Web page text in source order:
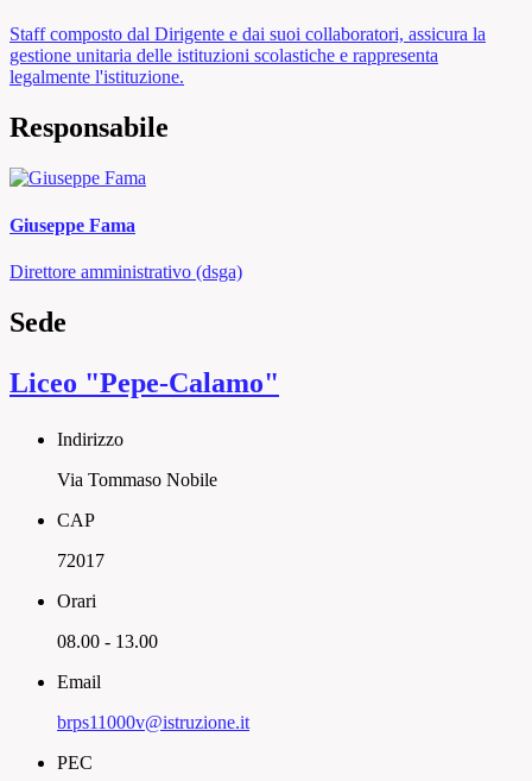
Staff composto dal Dirigente e dai suoi collaboratori, assicura la
gestione unitaria delle istituzioni scolastiche e rappresenta
legalmente l'istituzione.
Responsabile
Giuseppe Fama
Direttore amministrativo (dsga)
Sede
Liceo "Pepe-Calamo"
Indirizzo
Via Tommaso Nobile
CAP
72017
Orari
08.00 - 13.00
Email
brps11000v@istruzione.it
PEC